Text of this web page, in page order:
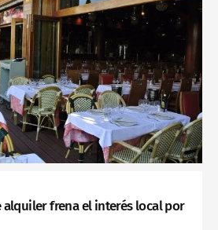
alquiler frena el interés local por